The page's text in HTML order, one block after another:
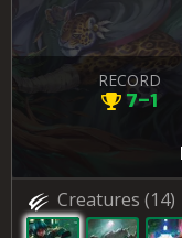
RECORD
7–1
Creatures (14)